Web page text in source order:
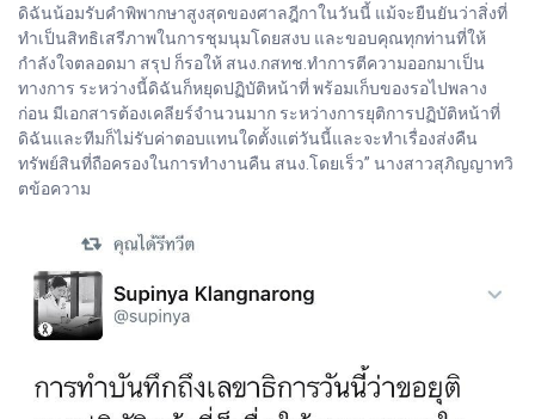
ดิฉันน้อมรับคำพิพากษาสูงสุดของศาลฎีกาในวันนี้ แม้จะยืนยันว่าสิ่งที่
ทำเป็นสิทธิเสรีภาพในการชุมนุมโดยสงบ และขอบคุณทุกท่านที่ให้
กำลังใจตลอดมา สรุป ก็รอให้ สนง.กสทช.ทำการตีความออกมาเป็น
ทางการ ระหว่างนี้ดิฉันก็หยุดปฏิบัติหน้าที่ พร้อมเก็บของรอไปพลาง
ก่อน มีเอกสารต้องเคลียร์จำนวนมาก ระหว่างการยุติการปฏิบัติหน้าที่
ดิฉันและทีมก็ไม่รับค่าตอบแทนใดตั้งแต่วันนี้และจะทำเรื่องส่งคืน
ทรัพย์สินที่ถือครองในการทำงานคืน สนง.โดยเร็ว” นางสาวสุภิญญาทวิ
ตข้อความ